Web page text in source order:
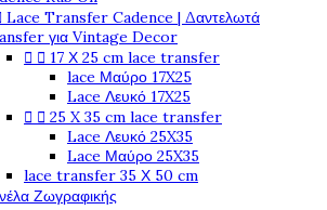
Lace Transfer Cadence | Δαντελωτά
για Vintage Decor
  17 Χ 25 cm lace transfer
lace Μαύρο 17X25
Lace Λευκό 17X25
  25 X 35 cm lace transfer
Lace Λευκό 25X35
Lace Μαύρο 25X35
lace transfer 35 Χ 50 cm
Ζωγραφικής